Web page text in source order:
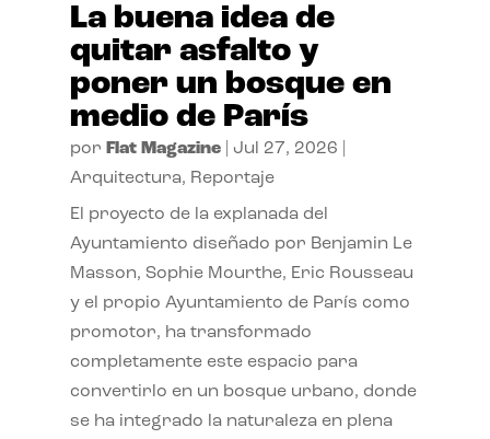
La buena idea de
quitar asfalto y
poner un bosque en
medio de París
por Flat Magazine| Jul 27, 2026
Arquitectura, Reportaje
El proyecto de la explanada del
Ayuntamiento diseñado por Benjamin Le
Masson, Sophie Mourthe, Eric Rousseau
y el propio Ayuntamiento de París como
promotor, ha transformado
completamente este espacio para
convertirlo en un bosque urbano, donde
se ha integrado la naturaleza en plena